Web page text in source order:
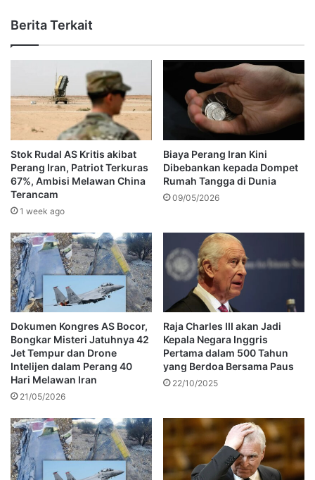
Berita Terkait
Stok Rudal AS Kritis akibat
Perang Iran, Patriot Terkuras
67%, Ambisi Melawan China
Terancam
1 week ago
Biaya Perang Iran Kini
Dibebankan kepada Dompet
Rumah Tangga di Dunia
09/05/2026
Dokumen Kongres AS Bocor,
Bongkar Misteri Jatuhnya 42
Jet Tempur dan Drone
Intelijen dalam Perang 40
Hari Melawan Iran
21/05/2026
Raja Charles III akan Jadi
Kepala Negara Inggris
Pertama dalam 500 Tahun
yang Berdoa Bersama Paus
22/10/2025